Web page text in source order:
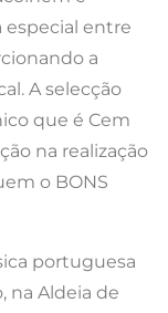
especial entre
a
A selecção
que é Cem
na realização
o BONS